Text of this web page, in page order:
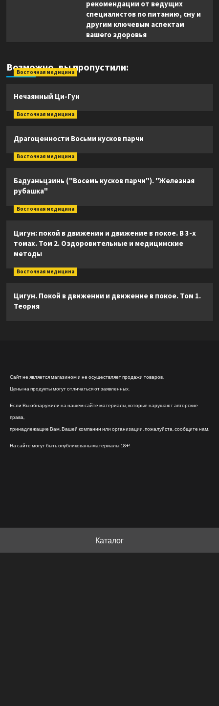
рекомендации от ведущих
специалистов по питанию, сну и
другим ключевым аспектам
вашего здоровья
Возможно, вы пропустили:
Восточная медицина
Нечаянный Ци-Гун
Восточная медицина
Драгоценности Восьми кусков парчи
Восточная медицина
Бадуаньцзинь ("Восемь кусков парчи"). "Железная
рубашка"
Восточная медицина
Цигун: покой в движении и движение в покое. В 3-х
томах. Том 2. Оздоровительные и медицинские
методы
Восточная медицина
Цигун. Покой в движении и движение в покое. Том 1.
Теория
Сайт не является магазином и не осуществляет продажи товаров.
Цены на продукты могут отличаться от заявленных.
Если Вы обнаружили на нашем сайте материалы, которые нарушают авторские
права,
принадлежащие Вам, Вашей компании или организации, пожалуйста, сообщите нам.
На сайте могут быть опубликованы материалы 18+!
Каталог